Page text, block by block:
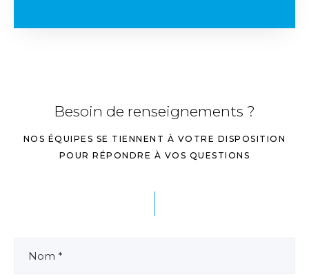
Besoin de renseignements ?
NOS ÉQUIPES SE TIENNENT À VOTRE DISPOSITION
POUR RÉPONDRE À VOS QUESTIONS